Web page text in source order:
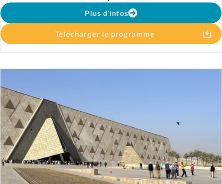
Plus d'infos
Télécharger le programme